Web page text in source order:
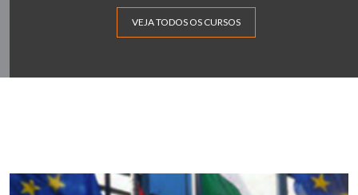
VEJA TODOS OS CURSOS